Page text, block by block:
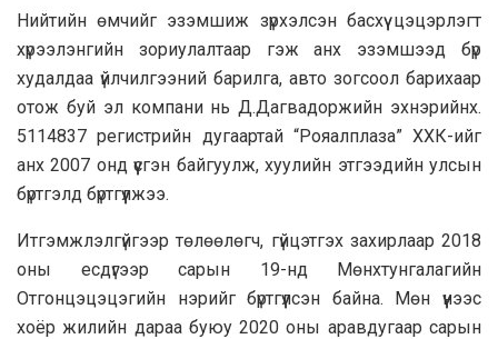
Нийтийн өмчийг эзэмшиж зүрхэлсэн басхүү цэцэрлэгт
хүрээлэнгийн зориулалтаар гэж анх эзэмшээд бүр
худалдаа үйлчилгээний барилга, авто зогсоол барихаар
отож буй эл компани нь Д.Дагвадоржийн эхнэрийнх.
5114837 регистрийн дугаартай “Рояалплаза” ХХК-ийг
анх 2007 онд үүсгэн байгуулж, хуулийн этгээдийн улсын
бүртгэлд бүртгүүлжээ.
Итгэмжлэлгүйгээр төлөөлөгч, гүйцэтгэх захирлаар 2018
оны есдүгээр сарын 19-нд Мөнхтунгалагийн
Отгонцэцэцэгийн нэрийг бүртгүүлсэн байна. Мөн үүнээс
хоёр жилийн дараа буюу 2020 оны аравдугаар сарын